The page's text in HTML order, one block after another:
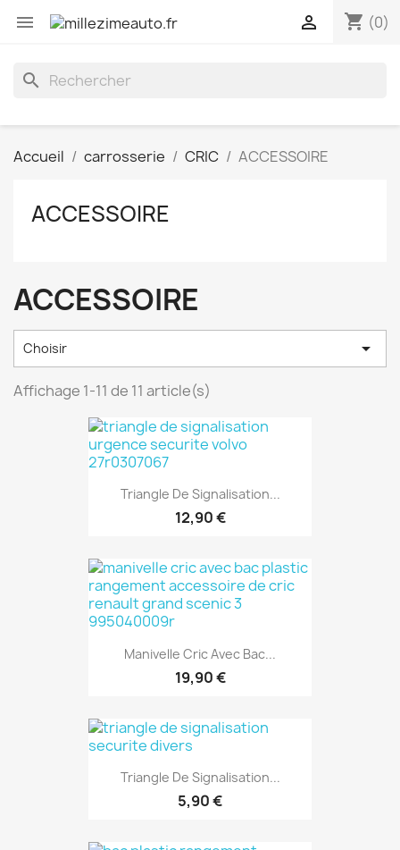
 shopping_cart (0)

search
Accueil carrosserie CRIC ACCESSOIRE
ACCESSOIRE
ACCESSOIRE
Choisir 
Affichage 1-11 de 11 article(s)
Triangle De Signalisation...
12,90 €
Manivelle Cric Avec Bac...
19,90 €
Triangle De Signalisation...
5,90 €